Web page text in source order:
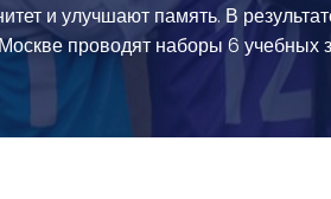
и улучшают память. В
проводят наборы 6 учебных